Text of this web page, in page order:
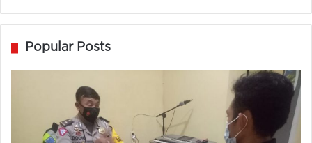
Popular Posts